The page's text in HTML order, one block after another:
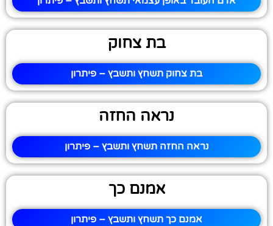
בת צחוק
בת צחוק תשחץ ותשבץ – פיתרון
נראה החזה
נראה החזה תשחץ ותשבץ – פיתרון
אמנם כך
אמנם כך תשחץ ותשבץ – פיתרון